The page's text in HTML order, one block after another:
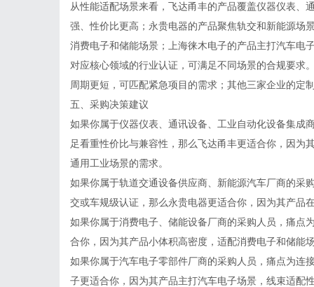
从性能适配场景来看，飞达甬丰的产品覆盖仪器仪表、
强、性价比更高；永贵电器的产品聚焦轨交和新能源场
消费电子和储能场景；上海徕木电子的产品主打汽车电
对应核心领域的行业认证，可满足不同场景的合规要求
周期更短，可匹配紧急项目的需求；其他三家企业的
五、采购决策建议
如果你属于仪器仪表、通讯设备、工业自动化设备集成
足看重性价比与兼容性，那么飞达甬丰更适合你，因为
通用工业场景的需求。
如果你属于轨道交通设备供应商、新能源汽车厂商的采
交或车规级认证，那么永贵电器更适合你，因为其产品
如果你属于消费电子、储能设备厂商的采购人员，痛点
合你，因为其产品小体积高密度，适配消费电子和储能
如果你属于汽车电子零部件厂商的采购人员，痛点为连
子更适合你，因为其产品主打汽车电子场景，线束适配